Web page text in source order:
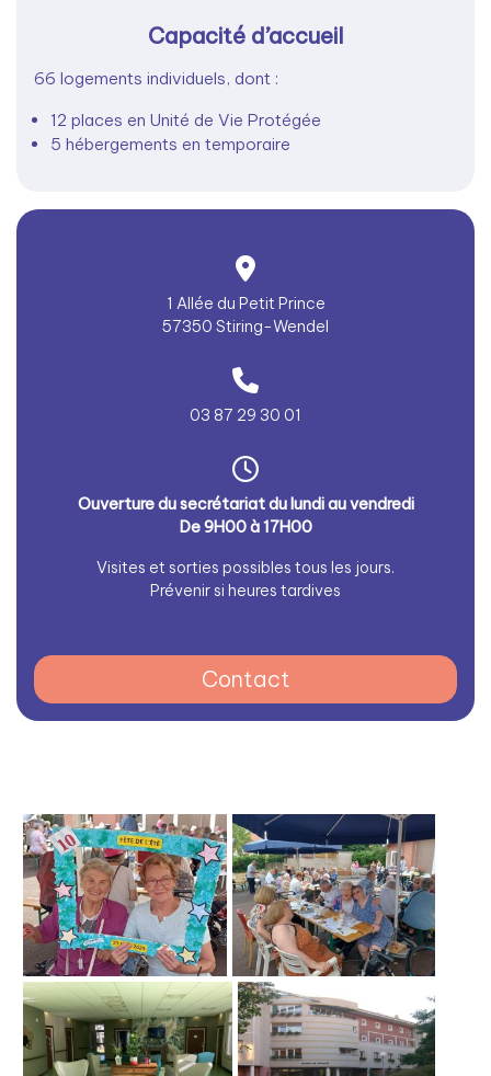
Capacité d’accueil
66 logements individuels, dont :
12 places en Unité de Vie Protégée
5 hébergements en temporaire
1 Allée du Petit Prince
57350 Stiring-Wendel
03 87 29 30 01
Ouverture du secrétariat du lundi au vendredi
De 9H00 à 17H00
Visites et sorties possibles tous les jours.
Prévenir si heures tardives
Contact